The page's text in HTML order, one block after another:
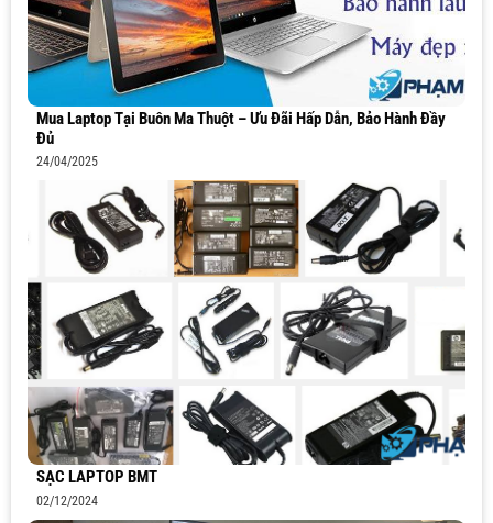
Mua Laptop Tại Buôn Ma Thuột – Ưu Đãi Hấp Dẫn, Bảo Hành Đầy
Đủ
24/04/2025
SẠC LAPTOP BMT
02/12/2024